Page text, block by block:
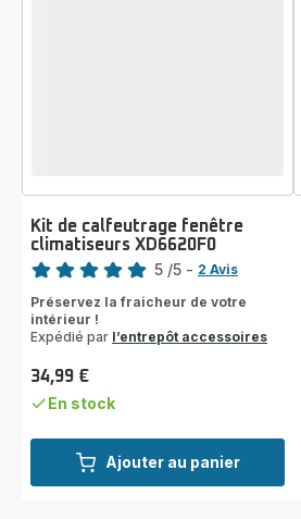
Ajouter au panier
Kit de calfeutrage fenêtre
climatiseurs XD6620F0
Note
5
étoiles
5 /5 - 2 Avis
Préservez la fraicheur de votre
intérieur !
Expédié par l’entrepôt accessoires
Prix
34,99 €
En stock